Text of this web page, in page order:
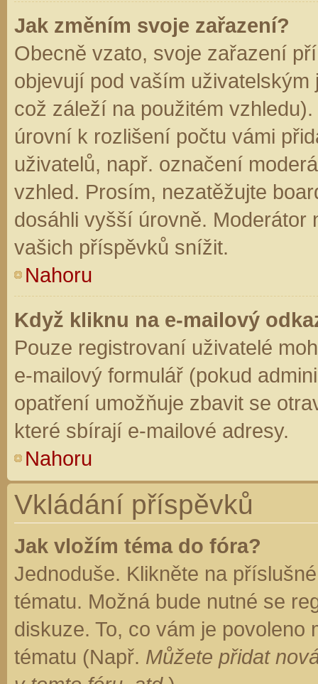
Jak změním svoje zařazení?
Obecně vzato, svoje zařazení
objevují pod vaším
což záleží na použitém
úrovní k rozlišení počtu vámi
uživatelů, např. označení
vzhled. Prosím, nezatěžujte
dosáhli vyšší úrovně. Moderátor
vašich příspěvků snížit.
Nahoru
Když kliknu na e-mailový
Pouze registrovaní uživatelé
e-mailový formulář (pokud
opatření umožňuje zbavit se
které sbírají e-mailové adresy.
Nahoru
Vkládání příspěvků
Jak vložím téma do fóra?
Jednoduše. Klikněte na
tématu. Možná bude nutné se
diskuze. To, co vám je
tématu (Např. Můžete přidat